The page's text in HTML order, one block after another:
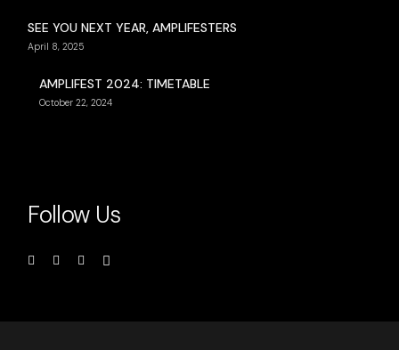
SEE YOU NEXT YEAR, AMPLIFESTERS
April 8, 2025
AMPLIFEST 2024: TIMETABLE
October 22, 2024
Follow Us